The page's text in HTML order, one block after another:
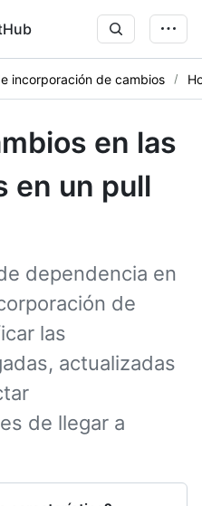
incorporación de cambios
en las
en un pull
dependencia en
de
las
actualizadas
de llegar a